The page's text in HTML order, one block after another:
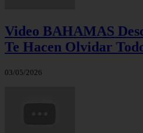
Video BAHAMAS
Te Hacen Olvidar
03/05/2026